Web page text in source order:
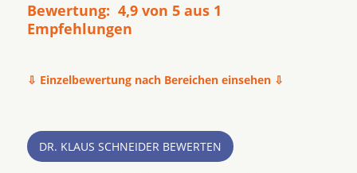
Bewertung: 4,9 von 5 aus 1
Empfehlungen
⇩ Einzelbewertung nach Bereichen einsehen ⇩
DR. KLAUS SCHNEIDER BEWERTEN